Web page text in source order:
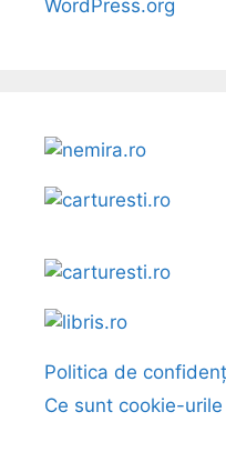
WordPress.org
Politica de
Ce sunt cookie-